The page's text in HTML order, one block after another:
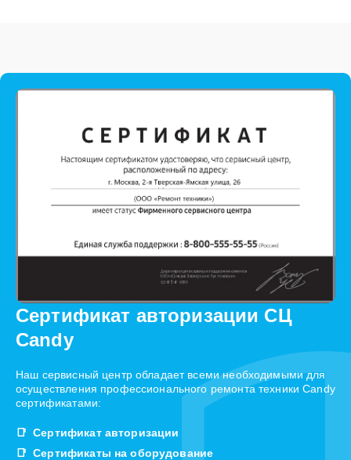
Сертификат авторизации СЦ
Candy
Наш сервисный центр обладает всеми необходимыми для
осуществления профессионального ремонта техники Candy
сертификатами:
Сертификат авторизации
Сертификаты на оборудование